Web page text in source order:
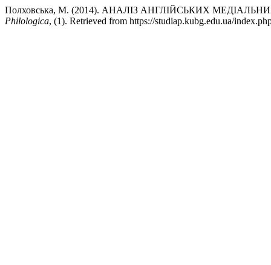
Полховська, М. (2014). АНАЛІЗ АНГЛІЙСЬКИХ
Philologica, (1). Retrieved from https://studiap.kubg.edu.ua/